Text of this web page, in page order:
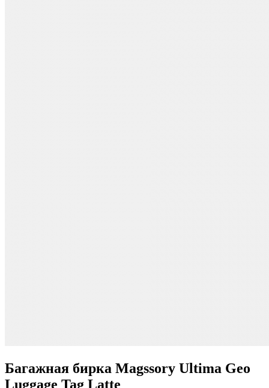
Багажная бирка Magssory Ultima Geo
Luggage Tag Latte